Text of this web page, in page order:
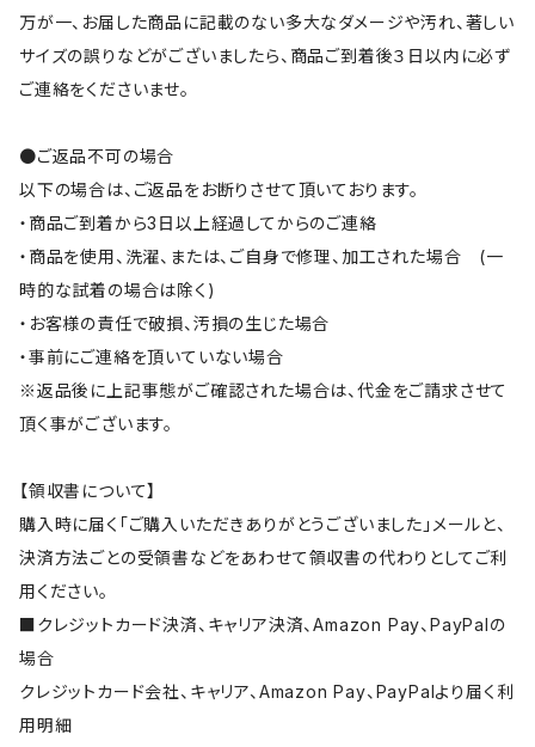
万が一、お届した商品に記載のない多大なダメージや汚れ、著しい
サイズの誤りなどがございましたら、商品ご到着後３日以内に必ず
ご連絡をくださいませ。
●ご返品不可の場合
以下の場合は、ご返品をお断りさせて頂いております。
・商品ご到着から3日以上経過してからのご連絡
・商品を使用、洗濯、または、ご自身で修理、加工された場合 (一
時的な試着の場合は除く)
・お客様の責任で破損、汚損の生じた場合
・事前にご連絡を頂いていない場合
※返品後に上記事態がご確認された場合は、代金をご請求させて
頂く事がございます。
【領収書について】
購入時に届く「ご購入いただきありがとうございました」メールと、
決済方法ごとの受領書などをあわせて領収書の代わりとしてご利
用ください。
■クレジットカード決済、キャリア決済、Amazon Pay、PayPalの
場合
クレジットカード会社、キャリア、Amazon Pay、PayPalより届く利
用明細